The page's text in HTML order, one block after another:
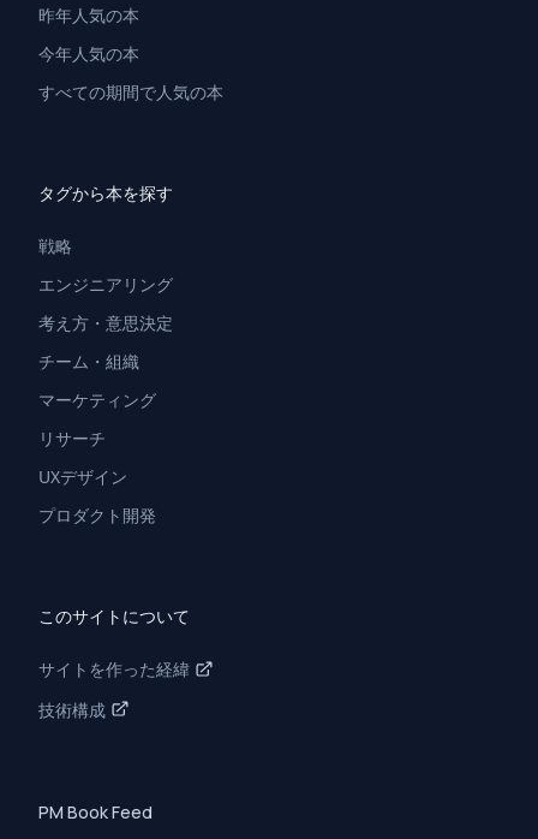
昨年人気の本
今年人気の本
すべての期間で人気の本
タグから本を探す
戦略
エンジニアリング
考え方・意思決定
チーム・組織
マーケティング
リサーチ
UXデザイン
プロダクト開発
このサイトについて
サイトを作った経緯
技術構成
PM Book Feed